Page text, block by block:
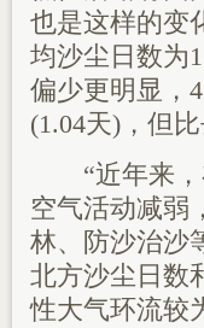
也是这样的变
均沙尘日数为
偏少更明显，
(1.04天)，但
“近年来，
空气活动减弱
林、防沙治沙
北方沙尘日数
性大气环流较